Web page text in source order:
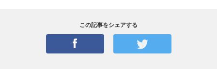
この記事をシェアする